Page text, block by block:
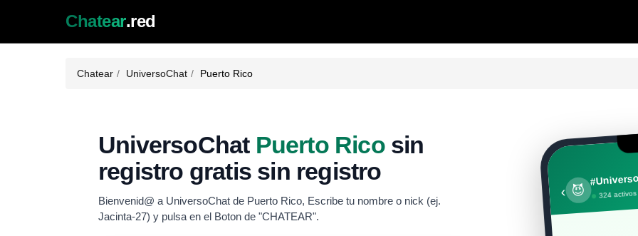
Chatear.red
Chatear UniversoChat Puerto Rico
UniversoChat Puerto Ricosin
registro gratis sin registro
Bienvenid@ a UniversoChat de Puerto Rico, Escribe tu nombre o nick (ej.
Jacinta-27) y pulsa en el Boton de "CHATEAR".
‹ 😈 324